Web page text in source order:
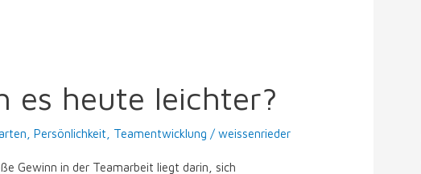
es heute leichter?
,Persönlichkeit Teamentwicklung /weissenrieder
Gewinn in der Teamarbeit liegt darin, sich